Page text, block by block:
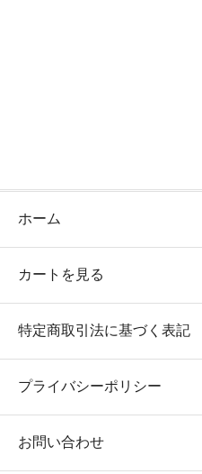
ホーム
カートを見る
特定商取引法に基づく表記
プライバシーポリシー
お問い合わせ